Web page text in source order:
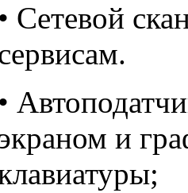
• Сетевой
•
и